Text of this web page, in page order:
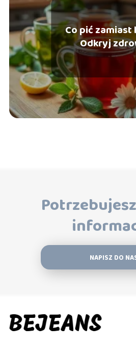
Co pić zamiast
Odkryj
alternatywy
NAPISZ DO